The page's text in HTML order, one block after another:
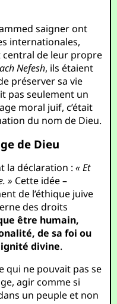
saigner ont
internationales,
central de leur propre
Nefesh, ils étaient
préserver sa vie
pas seulement un
moral juif, c’était
du nom de Dieu.
de Dieu
la déclaration :« Et
» Cette idée –
de l’éthique juive
des droits
être humain,
de sa foi ou
divine.
qui ne pouvait pas se
agir comme si
un peuple et non